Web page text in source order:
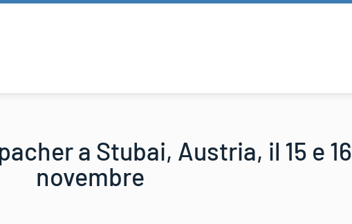
a Stubai, Austria, il 15 e 16
novembre